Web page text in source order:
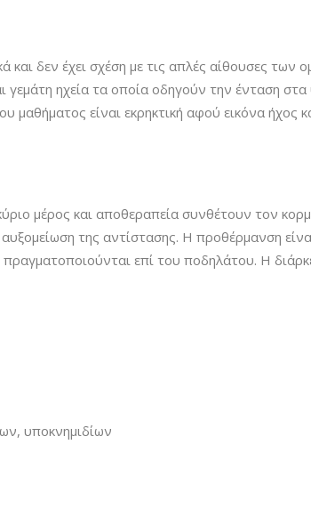
και δεν έχει σχέση με τις απλές αίθουσες
ηχεία τα οποία οδηγούν την ένταση
μαθήματος είναι εκρηκτική αφού εικόνα
μέρος και αποθεραπεία συνθέτουν τον
της αντίστασης. Η προθέρμανση
επί του ποδηλάτου. Η
υποκνημιδίων